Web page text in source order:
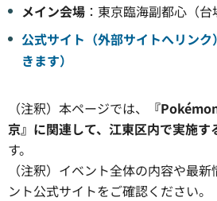
メイン会場 ：東京臨海副都心（台
公式サイト（外部サイトへリン
きます）
（注釈）本ページでは、
『
京』に関連して、江東区内で実施す
す。
（注釈）イベント全体の内容や最
ント公式サイトをご確認ください。